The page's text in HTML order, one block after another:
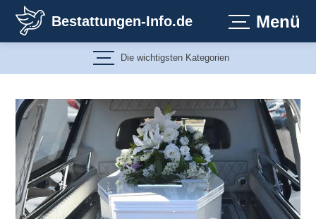
Inhalt
springen
Bestattungen-Info.de Menü
Die wichtigsten Kategorien